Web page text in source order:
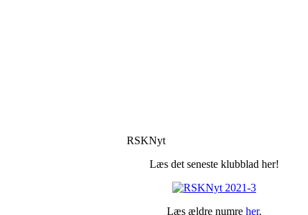
RSKNyt
Læs det seneste klubblad her!
Læs ældre numre her.